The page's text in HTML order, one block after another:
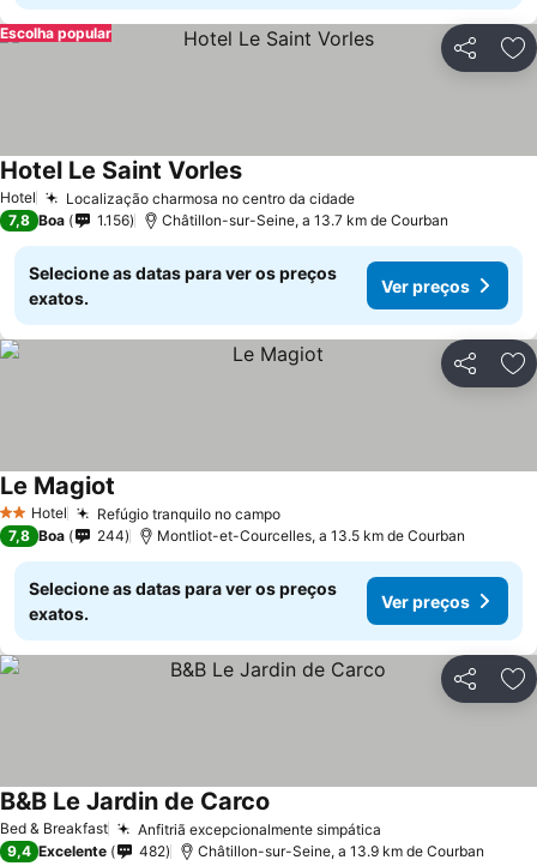
Partilhar
Escolha popular
Hotel Localização charmosa no centro da cidadeVer preços
Hotel Le Saint VorlesVer preços
7,8 Boa 1.156 Châtillon-sur-Seine, a 13.7 km de Courban
Selecione as datas para ver os preços
exatos.
Ver preços
Partilhar
2 Estrelas
Hotel Refúgio tranquilo no campoVer preços
Le Magiot
7,8 Boa 244 Montliot-et-Courcelles, a 13.5 km de Courban
Selecione as datas para ver os preços
exatos.
Ver preços
Partilhar
Bed & Breakfast Anfitriã excepcionalmente simpática
B&B Le Jardin de Carco
9,4 Excelente 482 Châtillon-sur-Seine, a 13.9 km de Courban